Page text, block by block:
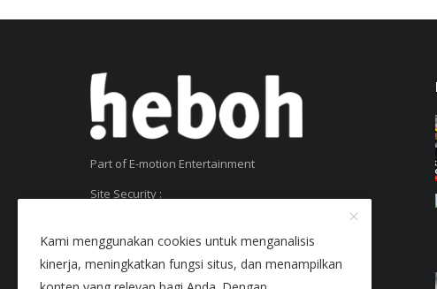
Part of E-motion Entertainment
Site Security :
Kami menggunakan cookies untuk menganalisis
kinerja, meningkatkan fungsi situs, dan menampilkan